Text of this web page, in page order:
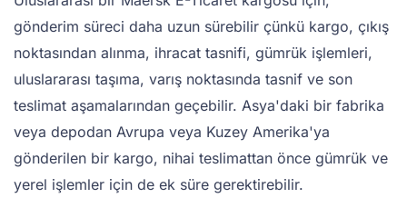
gönderim süreci daha uzun sürebilir çünkü kargo, çıkış
noktasından alınma, ihracat tasnifi, gümrük işlemleri,
uluslararası taşıma, varış noktasında tasnif ve son
teslimat aşamalarından geçebilir. Asya'daki bir fabrika
veya depodan Avrupa veya Kuzey Amerika'ya
gönderilen bir kargo, nihai teslimattan önce gümrük ve
yerel işlemler için de ek süre gerektirebilir.